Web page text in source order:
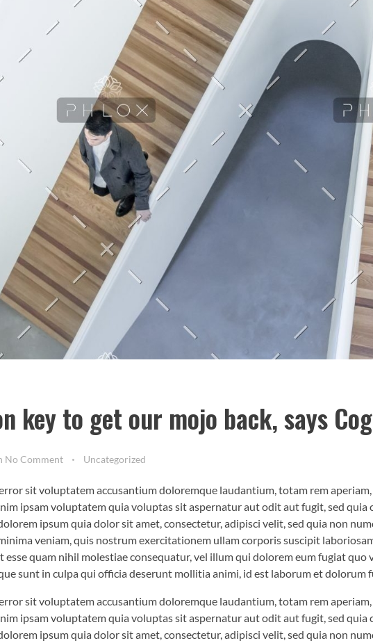
key to get our mojo back, says
No Comment Uncategorized
sit voluptatem accusantium doloremque laudantium, totam rem
ipsam voluptatem quia voluptas sit aspernatur aut odit aut fugit, sed
ipsum quia dolor sit amet, consectetur, adipisci velit, sed quia non
veniam, quis nostrum exercitationem ullam corporis suscipit
quam nihil molestiae consequatur, vel illum qui dolorem eum fugiat
sunt in culpa qui officia deserunt mollitia animi, id est laborum et dolorum
sit voluptatem accusantium doloremque laudantium, totam rem
ipsam voluptatem quia voluptas sit aspernatur aut odit aut fugit, sed
ipsum quia dolor sit amet, consectetur, adipisci velit, sed quia non